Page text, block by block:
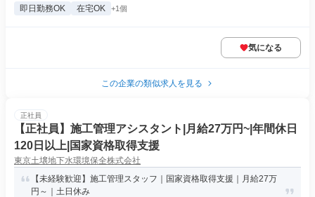
即日勤務OK 在宅OK +1個
気になる
この企業の類似求人を見る
正社員
【正社員】施工管理アシスタント|月給27万円~|年間休日
120日以上|国家資格取得支援
東京土壌地下水環境保全株式会社
【未経験歓迎】施工管理スタッフ｜国家資格取得支援｜月給27万
円～｜土日休み